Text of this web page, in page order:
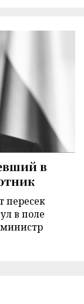
в
пересек
в поле